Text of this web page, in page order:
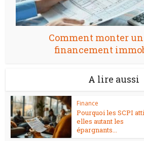
Comment monter
financement
A lire aussi
Finance
Pourquoi les SCPI
elles autant les
épargnants...